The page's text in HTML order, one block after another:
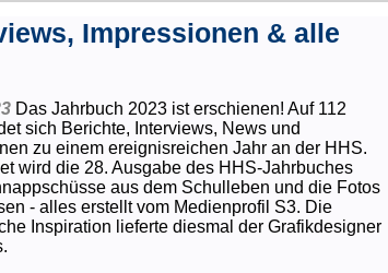
Impressionen & alle
Das Jahrbuch 2023 ist erschienen! Auf 112
sich Berichte, Interviews, News und
zu einem ereignisreichen Jahr an der HHS.
wird die 28. Ausgabe des HHS-Jahrbuches
aus dem Schulleben und die Fotos
- alles erstellt vom Medienprofil S3. Die
Inspiration lieferte diesmal der Grafikdesigner